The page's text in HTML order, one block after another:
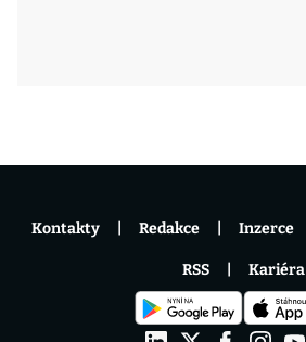
Kontakty Redakce Inzerce
RSS Kariéra